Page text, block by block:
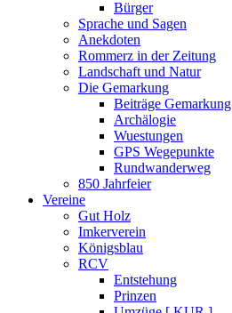
Bürger
Sprache und Sagen
Anekdoten
Rommerz in der Zeitung
Landschaft und Natur
Die Gemarkung
Beiträge Gemarkung
Archälogie
Wuestungen
GPS Wegepunkte
Rundwanderweg
850 Jahrfeier
Vereine
Gut Holz
Imkerverein
Königsblau
RCV
Entstehung
Prinzen